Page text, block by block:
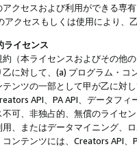
アクセスおよび利用ができる専
アクセスもしくは使用により
ライセンス
（本ライセンスおよびその他
に対して、(a) プログラム・
ンツの一部として甲が乙に対
API、PA API、データフ
可、非独占的、無償のライセ
、またはデータマイニング、
ンテンツには、Creators API